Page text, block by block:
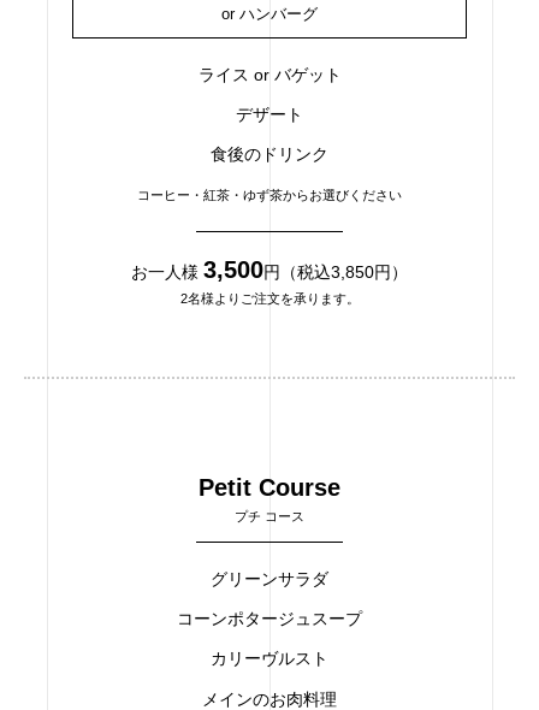
or ハンバーグ
ライス or バゲット
デザート
食後のドリンク
コーヒー・紅茶・ゆず茶からお選びください
お一人様 3,500円（税込3,850円）
2名様よりご注文を承ります。
Petit Course
プチ コース
グリーンサラダ
コーンポタージュスープ
カリーヴルスト
メインのお肉料理